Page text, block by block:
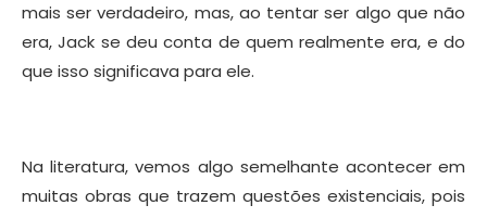
mais ser verdadeiro, mas, ao tentar ser algo que não
era, Jack se deu conta de quem realmente era, e do
que isso significava para ele.
Na literatura, vemos algo semelhante acontecer em
muitas obras que trazem questões existenciais, pois